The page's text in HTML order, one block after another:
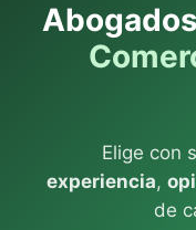
Abogados
Elige con
experiencia,
de